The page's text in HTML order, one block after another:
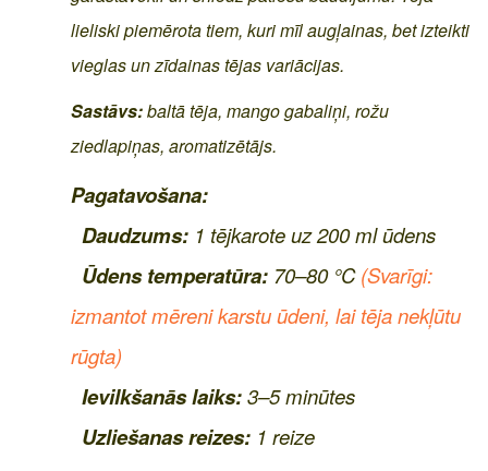
lieliski piemērota tiem, kuri mīl augļainas, bet izteikti
vieglas un zīdainas tējas variācijas.
Sastāvs:baltā tēja, mango gabaliņi, rožu
ziedlapiņas, aromatizētājs.
Pagatavošana:
Daudzums: 1 tējkarote uz 200 ml ūdens
Ūdens temperatūra: 70–80 °C(Svarīgi:
izmantot mēreni karstu ūdeni, lai tēja nekļūtu
rūgta)
Ievilkšanās laiks:3–5 minūtes
Uzliešanas reizes: 1 reize